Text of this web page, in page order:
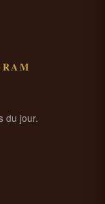
du jour.